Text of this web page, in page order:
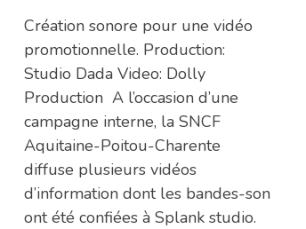
Création sonore pour une vidéo
promotionnelle. Production:
Studio Dada Video: Dolly
Production A l’occasion d’une
campagne interne, la SNCF
Aquitaine-Poitou-Charente
diffuse plusieurs vidéos
d’information dont les bandes-son
ont été confiées à Splank studio.